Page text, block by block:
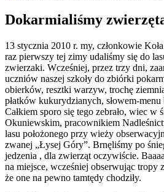
Dokarmialiśmy
13 stycznia 2010 r. my, członkowie
raz pierwszy tej zimy udaliśmy się do
zwierzaki. Wcześniej, przez trzy dni,
uczniów naszej szkoły do zbiórki
obierków, resztki warzyw, trochę
płatków kukurydzianych, słowem-
Całkiem sporo się tego zebrało, wiec w
Okuniewskim, pracownikiem
lasu położonego przy wieży
zwanej „Łysej Góry”. Brnęliśmy po
jedzenia , dla zwierząt oczywiście.
na miejsce, wcześniej obserwując tropy
że one na pewno tamtędy chodziły.